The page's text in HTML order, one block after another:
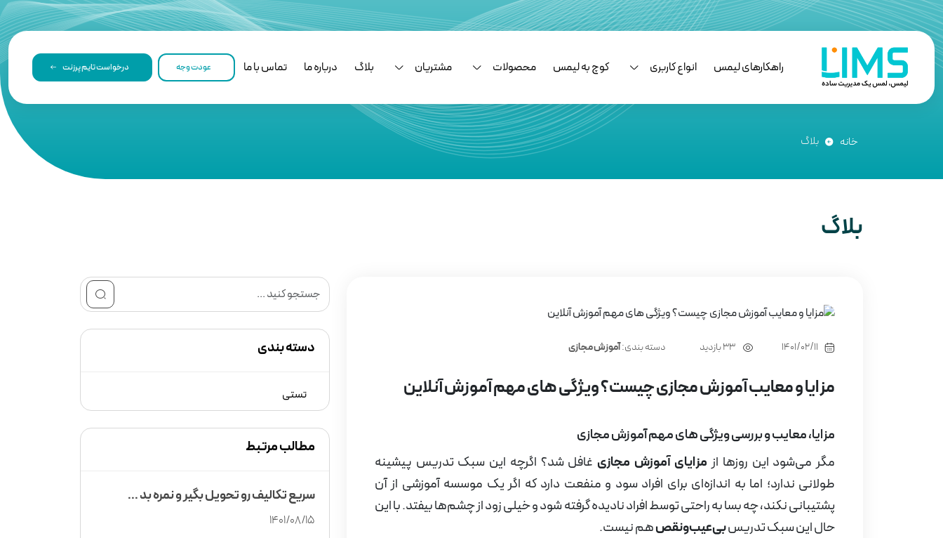
راهکارهای لیمس انواع کاربری کوچ به لیمس محصولات مشتریان بلاگ درباره ما تماس با ما عودت وجه درخواست تایم پرزنت
خانه بلاگ
بلاگ
1401/02/11 33 بازدید دسته بندی:آموزش مجازی
مزایا و معایب آموزش مجازی چیست؟ ویژگی های مهم آموزش آنلاین
مزایا، معایب و بررسی ویژگی های مهم آموزش مجازی
مگر می‌شود این روزها از مزایای آموزش مجازی غافل شد؟ اگرچه این سبک تدریس پیشینه
طولانی ندارد؛ اما به ‌اندازه‌ای برای افراد سود و منفعت دارد که اگر یک موسسه آموزشی از آن
پشتیبانی نکند، چه بسا به ‌راحتی توسط افراد نادیده گرفته شود و خیلی زود از چشم‌ها بیفتد. با این
حال این سبک تدریسبی‌عیب‌ونقصهم نیست.
دسته بندی
تستی
مطالب مرتبط
سریع تکالیف رو تحویل بگیر و نمره بد ...
1401/08/15